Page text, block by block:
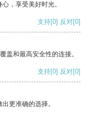
，享受美好时光。
支持[0] 反对[0]
盖和最高安全性的连接。
支持[0] 反对[0]
更准确的选择。